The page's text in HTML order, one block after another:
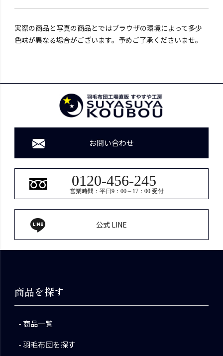
実際の商品と写真の商品とではブラウザの環境によって多少
色味が異なる場合がございます。予めご了承くださいませ。
お問い合わせ
0120-456-245
営業時間：平日9：00～17：00 受付
公式 LINE
商品を探す
商品一覧
羽毛布団を探す